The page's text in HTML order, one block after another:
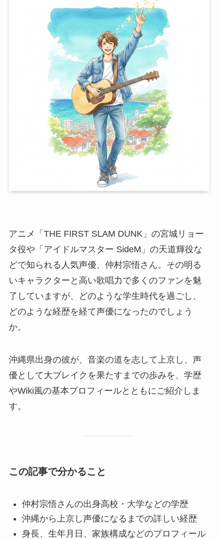
アニメ「THE FIRST SLAM DUNK」の宮城リョー
タ役や「アイドルマスター SideM」の天道輝役な
どで知られる人気声優、仲村宗悟さん。その明る
いキャラクターと高い歌唱力で多くのファンを魅
了していますが、どのような学生時代を過ごし、
どのような経歴を経て声優になったのでしょう
か。
沖縄県出身の彼が、音楽の道を志して上京し、声
優として大ブレイクを果たすまでの歩みを、学歴
やWiki風の基本プロフィールとともにご紹介しま
す。
この記事で分かること
仲村宗悟さんの出身高校・大学などの学歴
沖縄から上京し声優になるまでの詳しい経歴
身長、生年月日、家族構成などのプロフィール